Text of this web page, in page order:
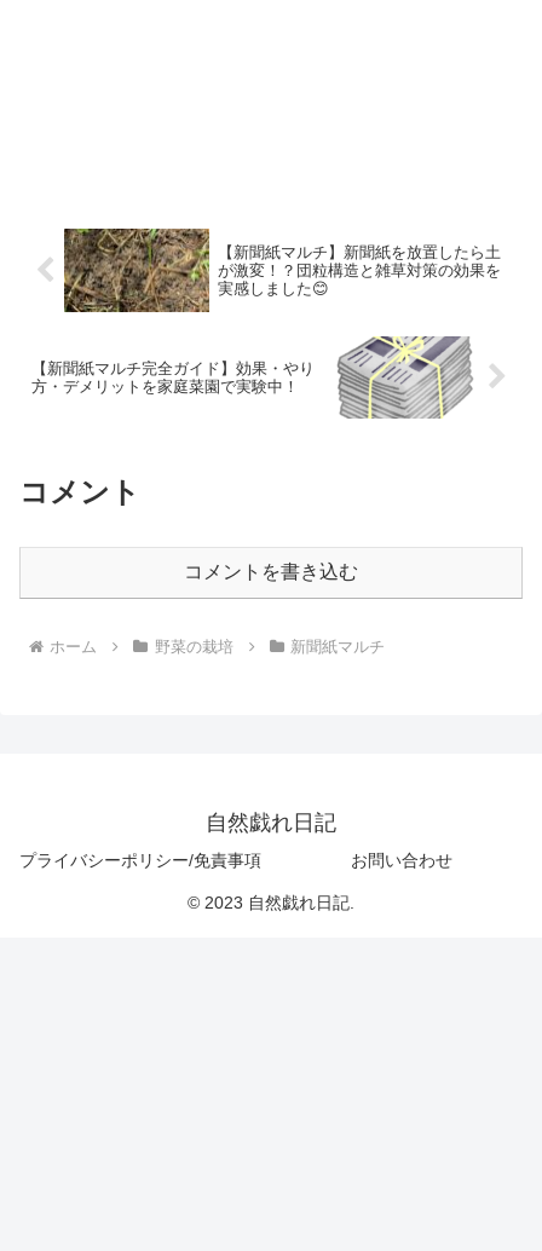
【新聞紙マルチ】新聞紙を放置したら土
が激変！？団粒構造と雑草対策の効果を
実感しました😊
【新聞紙マルチ完全ガイド】効果・やり
方・デメリットを家庭菜園で実験中！
コメント
コメントを書き込む
ホーム 野菜の栽培 新聞紙マルチ
自然戯れ日記
プライバシーポリシー/免責事項 お問い合わせ
© 2023 自然戯れ日記.